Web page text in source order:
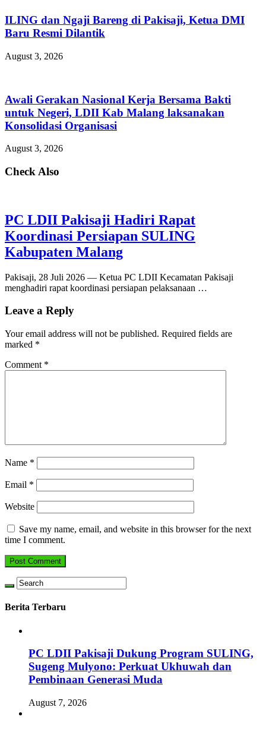
ILING dan Ngaji Bareng di Pakisaji, Ketua DMI
Baru Resmi Dilantik
August 3, 2026
Awali Gerakan Nasional Kerja Bersama Bakti
untuk Negeri, LDII Kab Malang laksanakan
Konsolidasi Organisasi
August 3, 2026
Check Also
PC LDII Pakisaji Hadiri Rapat
Koordinasi Persiapan SULING
Kabupaten Malang
Pakisaji, 28 Juli 2026 — Ketua PC LDII Kecamatan Pakisaji
menghadiri rapat koordinasi persiapan pelaksanaan …
Leave a Reply
Your email address will not be published. Required fields are
marked *
Comment *
Name *
Email *
Website
Save my name, email, and website in this browser for the next
time I comment.
Berita Terbaru
PC LDII Pakisaji Dukung Program SULING,
Sugeng Mulyono: Perkuat Ukhuwah dan
Pembinaan Generasi Muda
August 7, 2026